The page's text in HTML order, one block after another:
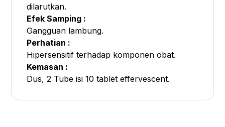
dilarutkan.
Efek Samping :
Gangguan lambung.
Perhatian :
Hipersensitif terhadap komponen obat.
Kemasan :
Dus, 2 Tube isi 10 tablet effervescent.